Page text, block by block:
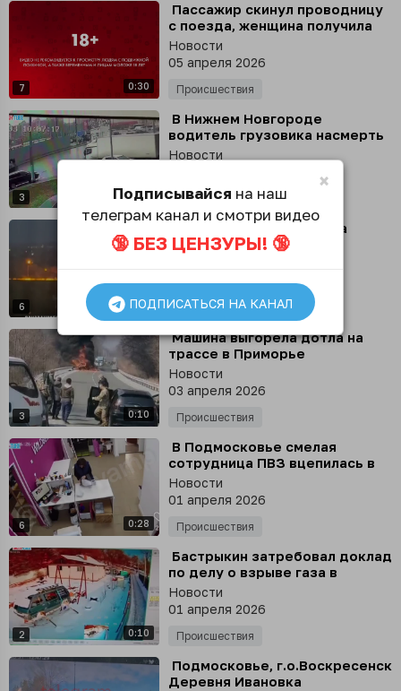
7 0:30
⁣ Пассажир скинул проводницу
с поезда, женщина получила
перелом позвоночника
Новости
05 апреля 2026
Происшествия
3 0:19
⁣ В Нижнем Новгороде
водитель грузовика насмерть
сбил мужчину-пешехода,
который попал в «слепую
Новости
Происшествия
6 0:18
⁣ Призрачного гонщика на
«Газели» заметили в
03 апреля 2026
Происшествия
3 0:10
⁣ Машина выгорела дотла на
трассе в Приморье
Новости
03 апреля 2026
Происшествия
6 0:28
⁣ В Подмосковье смелая
сотрудница ПВЗ вцепилась в
вора, пытавшегося украть
коробку с дорогой техникой
Новости
01 апреля 2026
Происшествия
2 0:10
⁣ Бастрыкин затребовал доклад
по делу о взрыве газа в
Уссурийске, где погибла
женщина и пострадала
семейная пара
Новости
01 апреля 2026
Происшествия
⁣ Подмосковье, г.о.Воскресенск
Деревня Ивановка
×
Подписывайся на наш
телеграм канал и смотри видео
🔞 БЕЗ ЦЕНЗУРЫ! 🔞
ПОДПИСАТЬСЯ НА КАНАЛ